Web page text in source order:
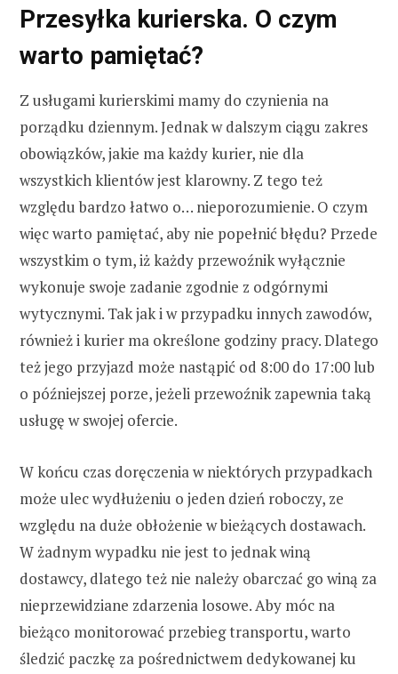
Przesyłka kurierska. O czym
warto pamiętać?
Z usługami kurierskimi mamy do czynienia na
porządku dziennym. Jednak w dalszym ciągu zakres
obowiązków, jakie ma każdy kurier, nie dla
wszystkich klientów jest klarowny. Z tego też
względu bardzo łatwo o… nieporozumienie. O czym
więc warto pamiętać, aby nie popełnić błędu? Przede
wszystkim o tym, iż każdy przewoźnik wyłącznie
wykonuje swoje zadanie zgodnie z odgórnymi
wytycznymi. Tak jak i w przypadku innych zawodów,
również i kurier ma określone godziny pracy. Dlatego
też jego przyjazd może nastąpić od 8:00 do 17:00 lub
o późniejszej porze, jeżeli przewoźnik zapewnia taką
usługę w swojej ofercie.
W końcu czas doręczenia w niektórych przypadkach
może ulec wydłużeniu o jeden dzień roboczy, ze
względu na duże obłożenie w bieżących dostawach.
W żadnym wypadku nie jest to jednak winą
dostawcy, dlatego też nie należy obarczać go winą za
nieprzewidziane zdarzenia losowe. Aby móc na
bieżąco monitorować przebieg transportu, warto
śledzić paczkę za pośrednictwem dedykowanej ku